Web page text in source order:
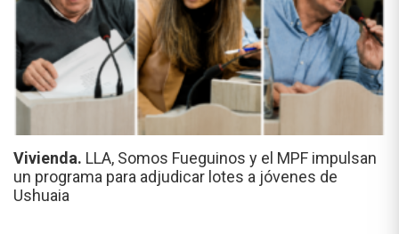
Vivienda. LLA, Somos Fueguinos y el MPF impulsan
un programa para adjudicar lotes a jóvenes de
Ushuaia